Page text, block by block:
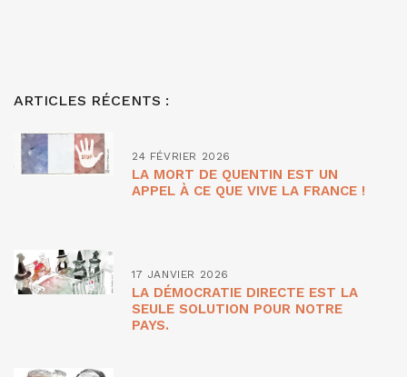
ARTICLES RÉCENTS :
24 FÉVRIER 2026
LA MORT DE QUENTIN EST UN
APPEL À CE QUE VIVE LA FRANCE !
17 JANVIER 2026
LA DÉMOCRATIE DIRECTE EST LA
SEULE SOLUTION POUR NOTRE
PAYS.